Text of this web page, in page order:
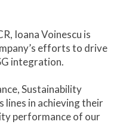
Ioana Voinescu is
efforts to drive
integration.
Sustainability
lines in achieving their
performance of our